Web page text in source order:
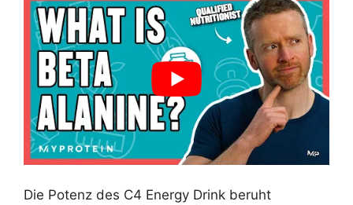
Die Potenz des C4 Energy Drink beruht